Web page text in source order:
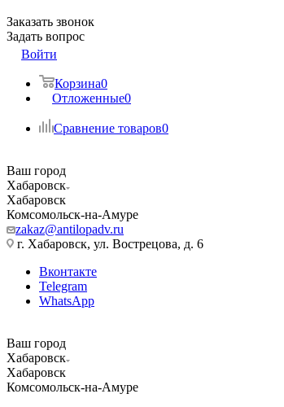
Заказать звонок
Задать вопрос
Войти
Корзина0
Отложенные0
Сравнение товаров0
Ваш город
Хабаровск
Хабаровск
Комсомольск-на-Амуре
zakaz@antilopadv.ru
г. Хабаровск, ул. Вострецова, д. 6
Вконтакте
Telegram
WhatsApp
Ваш город
Хабаровск
Хабаровск
Комсомольск-на-Амуре